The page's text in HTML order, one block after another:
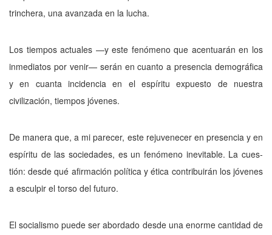
trinchera, una avanzada en la lucha.
Los tiempos actuales —y este fenóme­no que acentuarán en los
inmediatos por ve­nir— serán en cuanto a presencia demográfi­ca
y en cuanta incidencia en el espíritu ex­puesto de nuestra
civilización, tiempos jó­venes.
De manera que, a mi parecer, este reju­venecer en presencia y en
espíritu de las so­ciedades, es un fenómeno inevitable. La cues­
tión: desde qué afirmación política y ética contribuirán los jóvenes
a esculpir el torso del futuro.
El socialismo puede ser abordado desde una enorme cantidad de